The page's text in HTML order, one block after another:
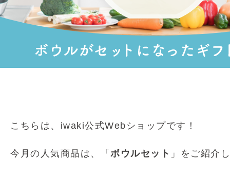
こちらは、iwaki公式Webショップです！
今月の人気商品は、「 ボウルセット 」をご紹介